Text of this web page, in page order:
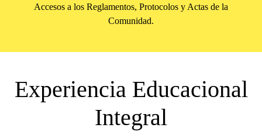
Accesos a los Reglamentos, Protocolos y Actas de la
Comunidad.
Experiencia Educacional
Integral